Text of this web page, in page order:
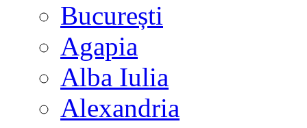
București
Agapia
Alba Iulia
Alexandria